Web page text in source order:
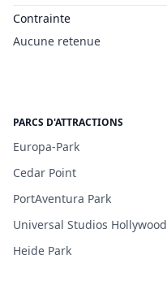
Contrainte
Aucune retenue
PARCS D'ATTRACTIONS
Europa-Park
Cedar Point
PortAventura Park
Universal Studios Hollywood
Heide Park